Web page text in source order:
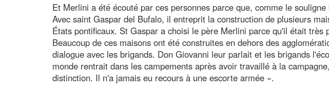
Et Merlini a été écouté par ces personnes parce que, comme le
Avec saint Gaspar del Bufalo, il entreprit la construction de plusieurs
États pontificaux. St Gaspar a choisi le père Merlini parce qu'il était très
Beaucoup de ces maisons ont été construites en dehors des
dialogue avec les brigands. Don Giovanni leur parlait et les brigands
monde rentrait dans les campements après avoir travaillé à la
distinction. Il n'a jamais eu recours à une escorte armée ».